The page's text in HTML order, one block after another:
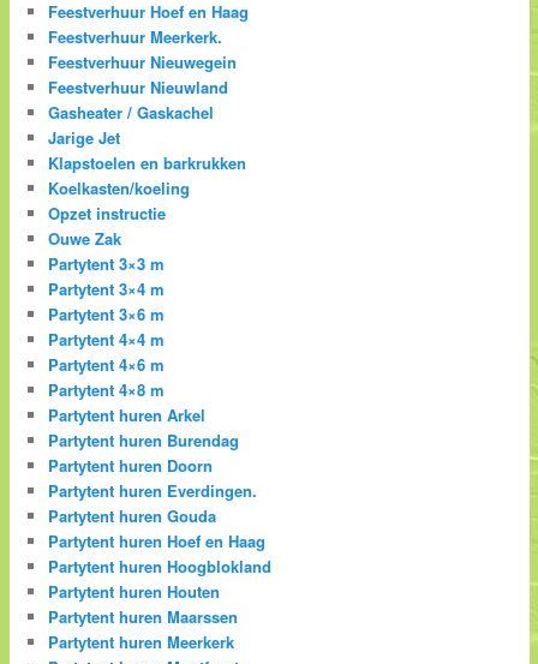
Feestverhuur Hoef en Haag
Feestverhuur Meerkerk.
Feestverhuur Nieuwegein
Feestverhuur Nieuwland
Gasheater / Gaskachel
Jarige Jet
Klapstoelen en barkrukken
Koelkasten/koeling
Opzet instructie
Ouwe Zak
Partytent 3×3 m
Partytent 3×4 m
Partytent 3×6 m
Partytent 4×4 m
Partytent 4×6 m
Partytent 4×8 m
Partytent huren Arkel
Partytent huren Burendag
Partytent huren Doorn
Partytent huren Everdingen.
Partytent huren Gouda
Partytent huren Hoef en Haag
Partytent huren Hoogblokland
Partytent huren Houten
Partytent huren Maarssen
Partytent huren Meerkerk